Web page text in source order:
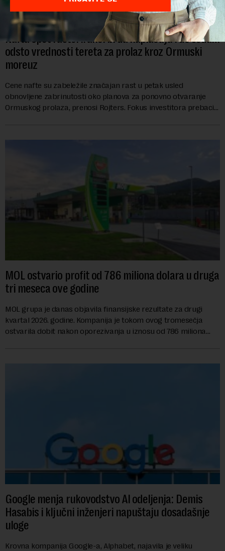
Nafta opet raste: Iranci bi da naplaćuju i do sedam
odsto vrednosti tereta za prolaz kroz Ormuski
moreuz
Cene nafte su zabeležile značajan rast u petak usled
obnovljene zabrinutosti oko planova za ponovno otvaranje
Ormuskog prolaza, prenosi Rojters. Fokus investitora prebacio
MOL ostvario profit od 786 miliona dolara u druga
tri meseca ove godine
MOL grupa je danas objavila finansijske rezultate za drugi
kvartal 2026. godine. Kompanija je tokom ovog tromesečja
ostvarila dobit nakon oporezivanja u iznosu od 786 miliona
Google menja rukovodstvo AI odeljenja: Demis
Hasabis i ključni inženjeri napuštaju dosadašnje
uloge
Krovna kompanija Google-a, Alphabet, najavila je veliku